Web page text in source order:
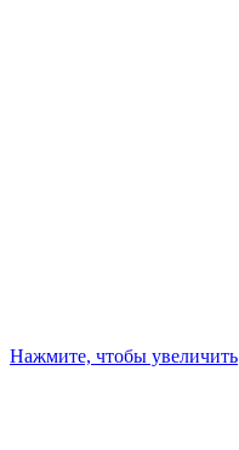
Нажмите, чтобы увеличить